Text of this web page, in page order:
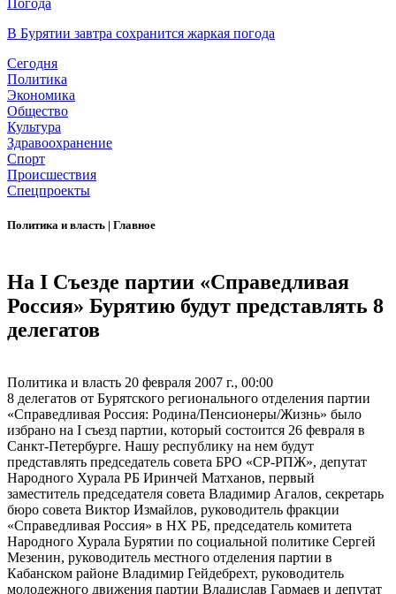
Погода
В Бурятии завтра сохранится жаркая погода
Сегодня
Политика
Экономика
Общество
Культура
Здравоохранение
Спорт
Происшествия
Спецпроекты
Политика и власть | Главное
На I Съезде партии «Справедливая
Россия» Бурятию будут представлять 8
делегатов
Политика и власть 20 февраля 2007 г., 00:00
8 делегатов от Бурятского регионального отделения партии
«Справедливая Россия: Родина/Пенсионеры/Жизнь» было
избрано на I съезд партии, который состоится 26 февраля в
Санкт-Петербурге. Нашу республику на нем будут
представлять председатель совета БРО «СР-РПЖ», депутат
Народного Хурала РБ Иринчей Матханов, первый
заместитель председателя совета Владимир Агалов, секретарь
бюро совета Виктор Измайлов, руководитель фракции
«Справедливая Россия» в НХ РБ, председатель комитета
Народного Хурала Бурятии по социальной политике Сергей
Мезенин, руководитель местного отделения партии в
Кабанском районе Владимир Гейдебрехт, руководитель
молодежного движения партии Владислав Гармаев и депутат